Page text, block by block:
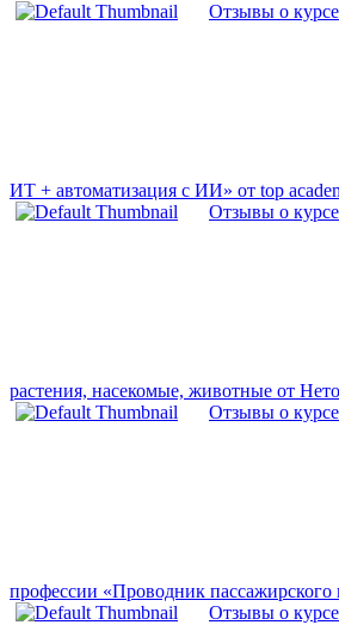
Отзывы о
ИТ + автоматизация с ИИ» от top
Отзывы о
растения, насекомые, животные от
Отзывы о
профессии «Проводник пассажирского
Отзывы о